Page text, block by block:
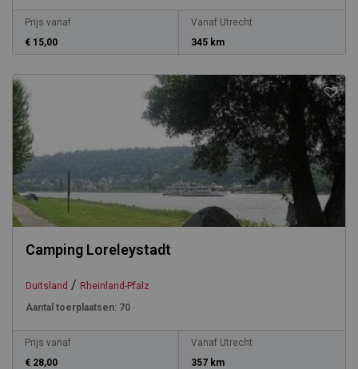
Prijs vanaf
€ 15,00
Vanaf Utrecht
345 km
Camping Loreleystadt
Duitsland / Rheinland-Pfalz
Aantal toerplaatsen: 70
Prijs vanaf
€ 28,00
Vanaf Utrecht
357 km